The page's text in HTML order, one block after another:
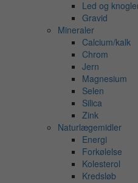
Led og
Gravid
Mineraler
Calcium/kalk
Chrom
Jern
Magnesium
Selen
Silica
Zink
Naturlægemidler
Energi
Forkølelse
Kolesterol
Kredsløb